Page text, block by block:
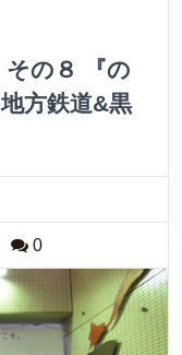
の８ 『の
方鉄道&黒
0